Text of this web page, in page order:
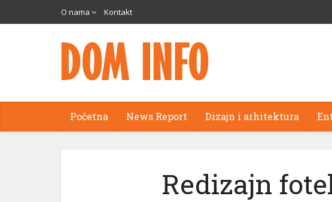
O nama Kontakt
Početna News Report Dizajn i arhitektura
Redizajn